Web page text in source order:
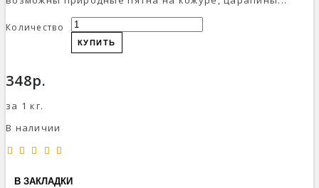
Количество
КУПИТЬ
348р.
за 1 кг.
В наличии
В ЗАКЛАДКИ